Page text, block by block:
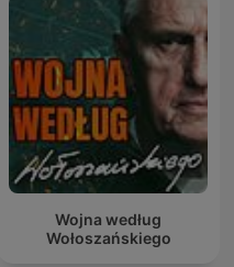
Wojna według
Wołoszańskiego